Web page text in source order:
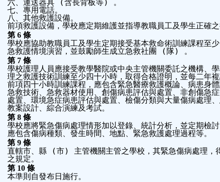
六、運送器具 (含長背板等) 。
七、專用電話。
八、其他救護設備。
前項救護設備，學校應定期維護並指導教職員工及學生正確
第 6 條
學校應協助教職員工及學生定期接受基本救命術訓練課程至
急救護情境演習，並鼓勵師生成立急救社團
( 隊) 。
第 7 條
學校護理人員應接受教學醫院或中央主管機關委託之機構、
理之救護技術訓練至少四十小時，取得合格證明，並每二年
前項四十小時訓練課程，應包含緊急醫療救護概論、病患身
急救技術、急救器材使用、創傷病患評估與處置、非創傷急
處置、環境急症病患評估與處置、檢傷分類與大量傷病處理
教案設計、綜合演練及考試。
第 8 條
學校應將緊急傷病處理情形加以登錄、統計分析，並定期檢
應包含傷病種類、發生時間、地點、緊急救護處理過程等。
第 9 條
直轄市、縣 (市) 主管機關主管之學校，其緊急傷病處理，
之規定。
第 10 條
本準則自發布日施行。